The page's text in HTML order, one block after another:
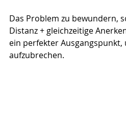
Das Problem zu bewundern,
Distanz + gleichzeitige
ein perfekter Ausgangspunkt,
aufzubrechen.